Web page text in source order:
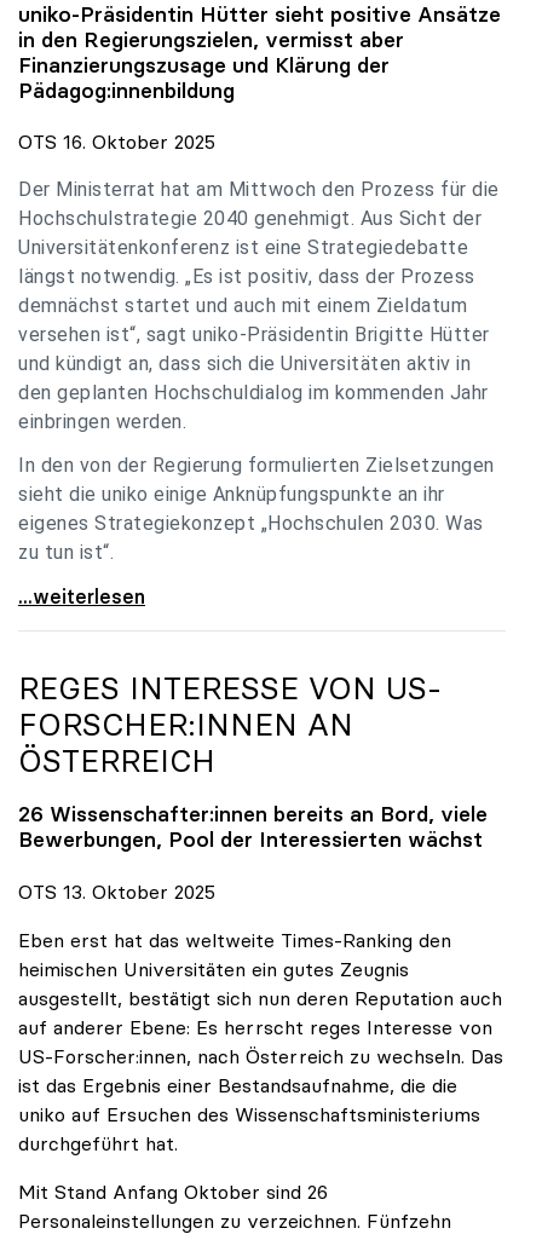
uniko-Präsidentin Hütter sieht positive Ansätze
in den Regierungszielen, vermisst aber
Finanzierungszusage und Klärung der
Pädagog:innenbildung
OTS 16. Oktober 2025
Der Ministerrat hat am Mittwoch den Prozess für die
Hochschulstrategie 2040 genehmigt. Aus Sicht der
Universitätenkonferenz ist eine Strategiedebatte
längst notwendig. „Es ist positiv, dass der Prozess
demnächst startet und auch mit einem Zieldatum
versehen ist“, sagt uniko-Präsidentin Brigitte Hütter
und kündigt an, dass sich die Universitäten aktiv in
den geplanten Hochschuldialog im kommenden Jahr
einbringen werden.
In den von der Regierung formulierten Zielsetzungen
sieht die uniko einige Anknüpfungspunkte an ihr
eigenes Strategiekonzept „Hochschulen 2030. Was
zu tun ist“.
Universitäten: Hochschulstrategie 2040 muss eine
...weiterlesen
REGES INTERESSE VON US-
FORSCHER:INNEN AN
ÖSTERREICH
26 Wissenschafter:innen bereits an Bord, viele
Bewerbungen, Pool der Interessierten wächst
OTS 13. Oktober 2025
Eben erst hat das weltweite Times-Ranking den
heimischen Universitäten ein gutes Zeugnis
ausgestellt, bestätigt sich nun deren Reputation auch
auf anderer Ebene: Es herrscht reges Interesse von
US-Forscher:innen, nach Österreich zu wechseln. Das
ist das Ergebnis einer Bestandsaufnahme, die die
uniko auf Ersuchen des Wissenschaftsministeriums
durchgeführt hat.
Mit Stand Anfang Oktober sind 26
Personaleinstellungen zu verzeichnen. Fünfzehn